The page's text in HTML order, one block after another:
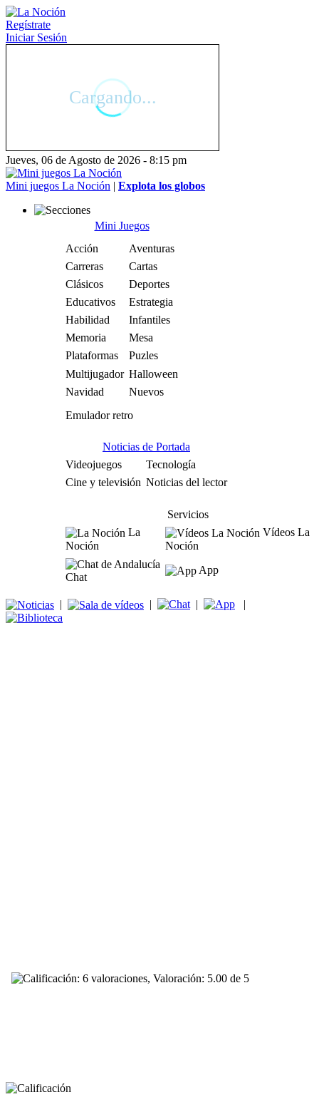
Regístrate
Iniciar Sesión
Jueves, 06 de Agosto de 2026 - 8:15 pm
Mini juegos La Noción | Explota los globos
Mini Juegos
Acción
Aventuras
Carreras
Cartas
Clásicos
Deportes
Educativos
Estrategia
Habilidad
Infantiles
Memoria
Mesa
Plataformas
Puzles
Multijugador Halloween
Navidad
Nuevos
Emulador retro
Noticias de Portada
Videojuegos
Tecnología
Cine y televisión Noticias del lector
Servicios
La
Noción
Vídeos La
Noción
Chat
App
| | | |